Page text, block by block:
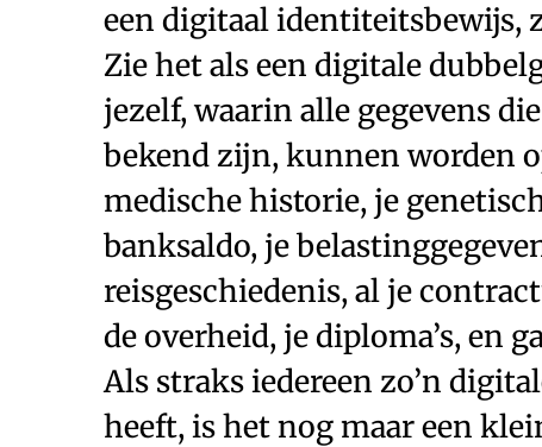
een digitaal identiteitsbewijs,
Zie het als een digitale
jezelf, waarin alle gegevens
bekend zijn, kunnen worden
medische historie, je
banksaldo, je
reisgeschiedenis, al je
de overheid, je diploma’s, en
Als straks iedereen zo’n
heeft, is het nog maar een